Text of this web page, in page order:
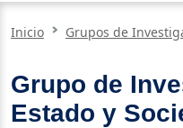
Inicio Grupos de
Grupo de
Estado y